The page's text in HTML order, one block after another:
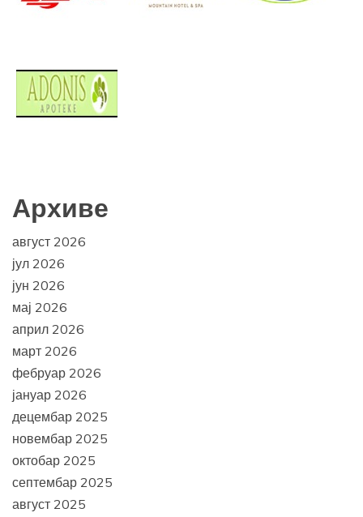
Архиве
август 2026
јул 2026
јун 2026
мај 2026
април 2026
март 2026
фебруар 2026
јануар 2026
децембар 2025
новембар 2025
октобар 2025
септембар 2025
август 2025